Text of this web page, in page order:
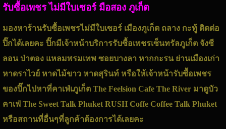
รับซื้อเพชร ไม่มีใบเซอร์ มือสอง ภูเก็ต
มองหาร้านรับซื้อเพชรไม่มีใบเซอร์ เมืองภูเก็ต ถลาง กะทู้ ติดต่อ
ปิ๊กได้เลยคะ ปิ๊กมีเจ้าหน้าบริการรับซื้อเพชรเซ็นทรัลภูเก็ต จังซี
ลอน ป่าตอง แหลมพรมเทพ ซอยบางลา หากกะรน ย่านเมืองเก่า
หาดราไวย์ หาดไม้ขาว หาดสุรินท์ หรือให้เจ้าหน้ารับซื้อเพชร
ของปิ๊กไปหาที่คาเฟ่เภูเก็ต The Feelsion Cafe The River มาดูบัว
คาเฟ่ The Sweet Talk Phuket RUSH Coffe Coffee Talk Phuket
หรือสถานที่อื่นๆที่ลูกค้าต้องการได้เลยคะ